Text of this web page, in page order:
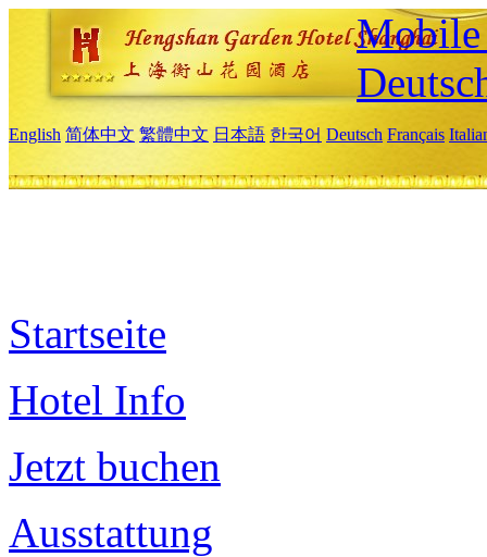
Mobile
English 简体中文 繁體中文 日本語 한국어 Deutsch Français
Startseite
Hotel Info
Jetzt buchen
Ausstattung